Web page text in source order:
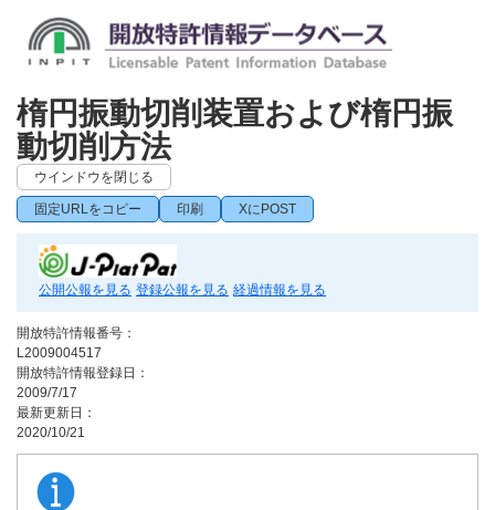
楕円振動切削装置および楕円振
動切削方法
ウインドウを閉じる
固定URLをコピー 印刷 XにPOST
公開公報を見る 登録公報を見る 経過情報を見る
開放特許情報番号：
L2009004517
開放特許情報登録日：
2009/7/17
最新更新日：
2020/10/21